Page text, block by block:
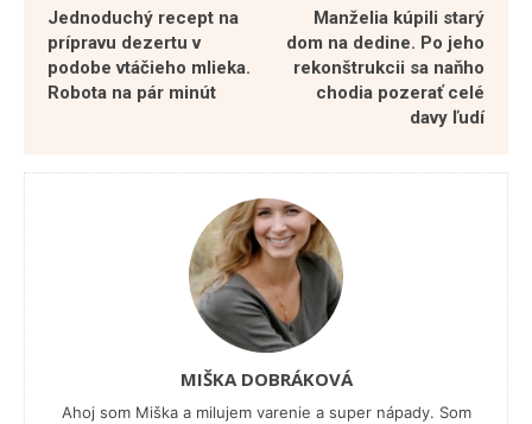
Jednoduchý recept na
prípravu dezertu v
podobe vtáčieho mlieka.
Robota na pár minút
Manželia kúpili starý
dom na dedine. Po jeho
rekonštrukcii sa naňho
chodia pozerať celé
davy ľudí
MIŠKA DOBRÁKOVÁ
Ahoj som Miška a milujem varenie a super nápady. Som